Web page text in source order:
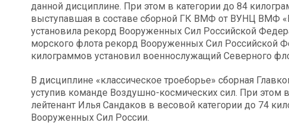
данной дисциплине. При этом в категории до 84
выступавшая в составе сборной ГК ВМФ от ВУНЦ ВМФ
установила рекорд Вооруженных Сил Российской
морского флота рекорд Вооруженных Сил Российской
килограммов установил военнослужащий Северного
В дисциплине «классическое троеборье» сборная
уступив команде Воздушно-космических сил. При этом
лейтенант Илья Сандаков в весовой категории до 74
Вооруженных Сил России.